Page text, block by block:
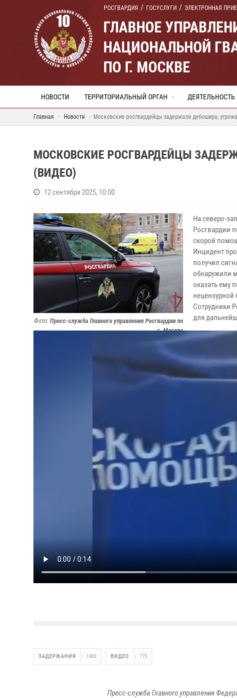
РОСГВАРДИЯ ГОСУСЛУГИ ЭЛЕКТРОННАЯ
ГЛАВНОЕ
НАЦИОНАЛЬНОЙ
ПО Г. МОСКВЕ
НОВОСТИ ТЕРРИТОРИАЛЬНЫЙ ОРГАН ДЕЯТЕЛЬНОСТЬ
Главная Новости Московские росгвардейцы задержали дебошира,
МОСКОВСКИЕ РОСГВАРДЕЙЦЫ
(ВИДЕО)
12 сентября 2025, 10:00
Фото: Пресс-служба Главного управления Росгвардии по
г. Москве
На северо-
Росгвардии
скорой
Инцидент
получил
обнаружили
оказать ему
нецензурной
Сотрудники
для
ЗАДЕРЖАНИЯ 1483 ВИДЕО 775
Пресс-служба Главного управления